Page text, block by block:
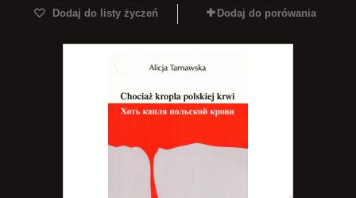
Dodaj do listy życzeń Dodaj do porówania